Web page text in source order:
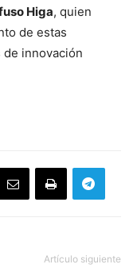
Higa, quien
de estas
innovación
Artículo siguiente